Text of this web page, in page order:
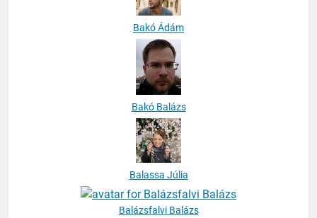
Bakó Ádám
Bakó Balázs
Balassa Júlia
Balázsfalvi Balázs